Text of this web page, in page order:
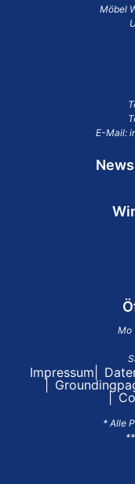
Möbel
E-Mail:
Mo
Impressum
* Alle